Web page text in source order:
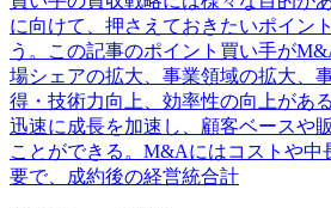
に向けて、押さえておきたいポイン
う。この記事のポイント買い手が
場シェアの拡大、事業領域の拡大、
得・技術力向上、効率性の向上があ
迅速に成長を加速し、顧客ベースや
ことができる。M&Aにはコストや中
要で、成約後の経営統合計